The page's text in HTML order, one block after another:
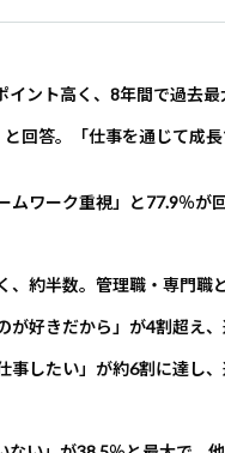
イント高く、8年間で過去最
回答。「仕事を通じて成
ムワーク重視」と77.9％が
、約半数。管理職・専門職
が好きだから」が4割超え
事したい」が約6割に達し